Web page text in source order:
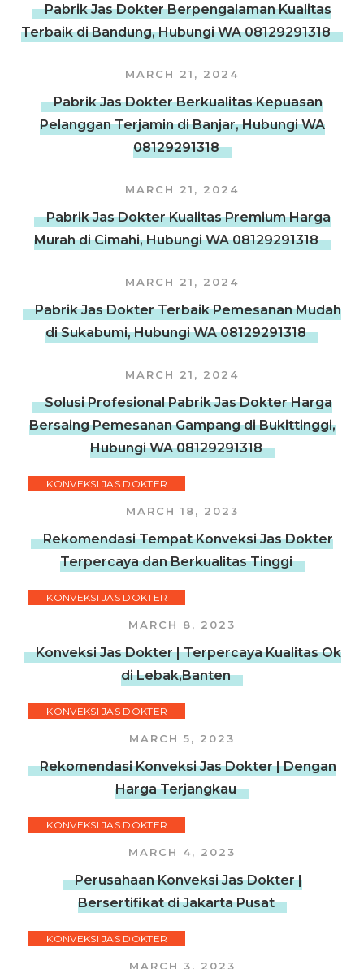
Pabrik Jas Dokter Berpengalaman Kualitas
Terbaik di Bandung, Hubungi WA 08129291318
MARCH 21, 2024
Pabrik Jas Dokter Berkualitas Kepuasan
Pelanggan Terjamin di Banjar, Hubungi WA
08129291318
MARCH 21, 2024
Pabrik Jas Dokter Kualitas Premium Harga
Murah di Cimahi, Hubungi WA 08129291318
MARCH 21, 2024
Pabrik Jas Dokter Terbaik Pemesanan Mudah
di Sukabumi, Hubungi WA 08129291318
MARCH 21, 2024
Solusi Profesional Pabrik Jas Dokter Harga
Bersaing Pemesanan Gampang di Bukittinggi,
Hubungi WA 08129291318
KONVEKSI JAS DOKTER
MARCH 18, 2023
Rekomendasi Tempat Konveksi Jas Dokter
Terpercaya dan Berkualitas Tinggi
KONVEKSI JAS DOKTER
MARCH 8, 2023
Konveksi Jas Dokter | Terpercaya Kualitas Ok
di Lebak,Banten
KONVEKSI JAS DOKTER
MARCH 5, 2023
Rekomendasi Konveksi Jas Dokter | Dengan
Harga Terjangkau
KONVEKSI JAS DOKTER
MARCH 4, 2023
Perusahaan Konveksi Jas Dokter |
Bersertifikat di Jakarta Pusat
KONVEKSI JAS DOKTER
MARCH 3, 2023